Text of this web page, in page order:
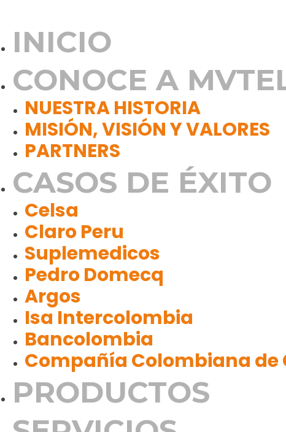
INICIO
CONOCE A
NUESTRA HISTORIA
MISIÓN, VISIÓN Y VALORES
PARTNERS
CASOS DE ÉXITO
Celsa
Claro Peru
Suplemedicos
Pedro Domecq
Argos
Isa Intercolombia
Bancolombia
Compañía Colombiana de
PRODUCTOS